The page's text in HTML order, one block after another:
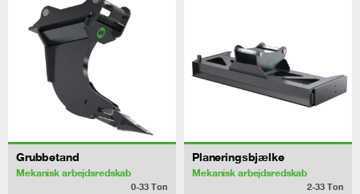
Grubbetand
Mekanisk arbejdsredskab
0-33 Ton
Planeringsbjælke
Mekanisk arbejdsredskab
2-33 Ton